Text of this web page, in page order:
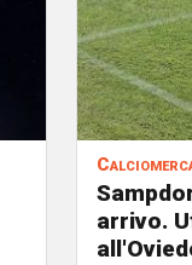
arrivo.